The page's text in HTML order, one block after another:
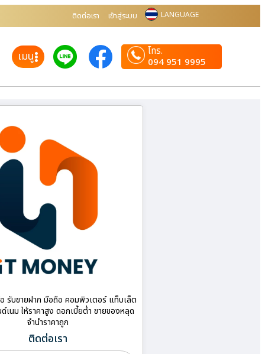
ติดต่อเรา เข้าสู่ระบบ LANGUAGE
เมนู
โทร.
094 951 9995
รับขายฝาก มือถือ คอมพิวเตอร์ แท็บเล็ต
เนม ให้ราคาสูง ดอกเบี้ยต่ำ ขายของหลุด
จำนำราคาถูก
ติดต่อเรา